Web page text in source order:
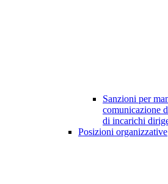
Sanzioni per
comunicazione
di incarichi
Posizioni organizzative